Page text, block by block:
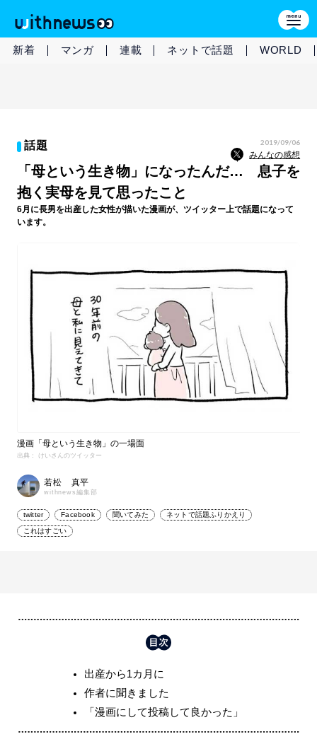
新着 マンガ 連載 ネットで話題 WORLD
話題 2019/09/06
みんなの感想
「母という生き物」になったんだ… 息子を
抱く実母を見て思ったこと
6月に長男を出産した女性が描いた漫画が、ツイッター上で話題になって
います。
漫画「母という生き物」の一場面
出典： けいさんのツイッター
若松 真平
withnews編集部
twitter Facebook 聞いてみた ネットで話題ふりかえり
これはすごい
出産から1カ月に
作者に聞きました
「漫画にして投稿して良かった」